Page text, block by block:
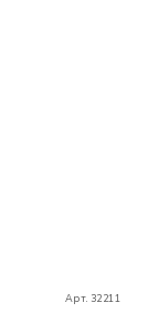
Арт. 32211